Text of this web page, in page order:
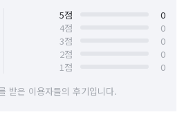
5점
0
4점
0
3점
0
2점
0
1점
0
받은 이용자들의 후기입니다.